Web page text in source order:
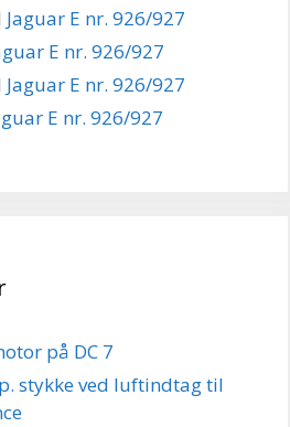
Jaguar E nr. 926/927
E nr. 926/927
Jaguar E nr. 926/927
E nr. 926/927
på DC 7
stykke ved luftindtag til